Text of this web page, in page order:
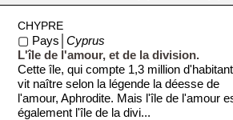
CHYPRE
▢ Pays│Cyprus
L'île de l'amour, et de la division.
Cette île, qui compte 1,3 million
vit naître selon la légende la déesse de
l'amour, Aphrodite. Mais l'île de l'amour
également l'île de la divi...